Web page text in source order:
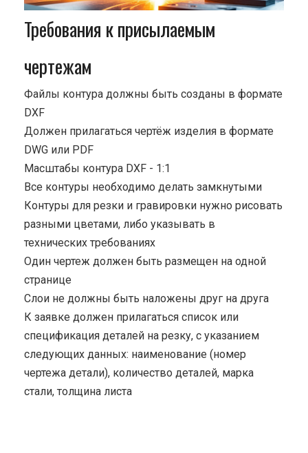
Требования к присылаемым
чертежам
Файлы контура должны быть созданы в формате
DXF
Должен прилагаться чертёж изделия в формате
DWG или PDF
Масштабы контура DXF - 1:1
Все контуры необходимо делать замкнутыми
Контуры для резки и гравировки нужно рисовать
разными цветами, либо указывать в
технических требованиях
Один чертеж должен быть размещен на одной
странице
Cлои не должны быть наложены друг на друга
К заявке должен прилагаться список или
спецификация деталей на резку, с указанием
следующих данных: наименование (номер
чертежа детали), количество деталей, марка
стали, толщина листа